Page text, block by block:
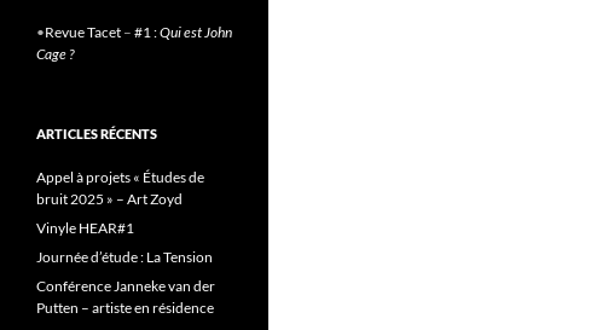
•Revue Tacet – #1 :Qui est John
Cage ?
ARTICLES RÉCENTS
Appel à projets « Études de
bruit 2025 » – Art Zoyd
Vinyle HEAR#1
Journée d’étude : La Tension
Conférence Janneke van der
Putten – artiste en résidence